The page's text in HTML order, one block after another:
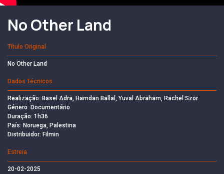
No Other Land
Título Original
No Other Land
Dados Técnicos
Realização: Basel Adra, Hamdan Ballal, Yuval Abraham, Rachel Szor
Género: Documentário
Duração: 1h36
País: Noruega, Palestina
Distribuidor: Filmin
Estreia
20-02-2025